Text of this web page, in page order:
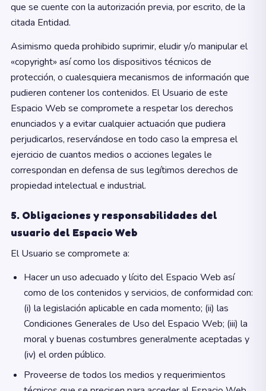
que se cuente con la autorización previa, por escrito, de la
citada Entidad.
Asimismo queda prohibido suprimir, eludir y/o manipular el
«copyright» así como los dispositivos técnicos de
protección, o cualesquiera mecanismos de información que
pudieren contener los contenidos. El Usuario de este
Espacio Web se compromete a respetar los derechos
enunciados y a evitar cualquier actuación que pudiera
perjudicarlos, reservándose en todo caso la empresa el
ejercicio de cuantos medios o acciones legales le
correspondan en defensa de sus legítimos derechos de
propiedad intelectual e industrial.
5. Obligaciones y responsabilidades del
usuario del Espacio Web
El Usuario se compromete a:
Hacer un uso adecuado y lícito del Espacio Web así
como de los contenidos y servicios, de conformidad con:
(i) la legislación aplicable en cada momento; (ii) las
Condiciones Generales de Uso del Espacio Web; (iii) la
moral y buenas costumbres generalmente aceptadas y
(iv) el orden público.
Proveerse de todos los medios y requerimientos